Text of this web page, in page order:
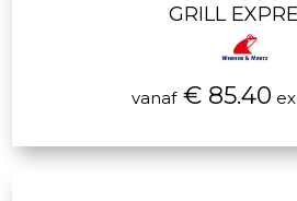
GRILL
vanaf€ 85.40